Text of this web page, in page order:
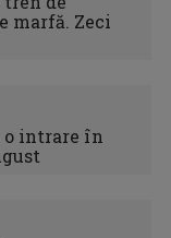
marfă. Zeci
o intrare în